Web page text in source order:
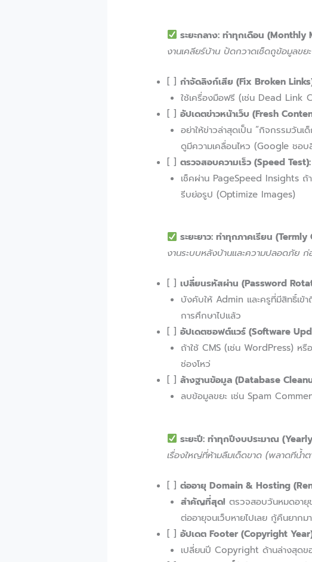
ระยะกลาง: ทำทุกเดือน (Monthly
งานเคลียร์บ้าน ปัดกวาดเช็ดถูข้อมูลขยะ
[ ]กำจัดลิงก์เสีย (Fix Broken
ใช้เครื่องมือฟรี (เช่น Dead Link
[ ]อัปเดตข่าวหน้าเว็บ (Fresh
อย่าให้ข่าวล่าสุดเป็น “กิจกรรมวัน
ดูมีความเคลื่อนไหว (Google ชอบ
[ ]ตรวจสอบความเร็ว (Speed Test):
เช็คผ่าน PageSpeed Insights ถ้
รีบย่อรูป (Optimize Images)
ระยะยาว: ทำทุกภาคเรียน
งานระบบหลังบ้านและความปลอดภัย ก่
[ ]เปลี่ยนรหัสผ่าน (Password
บังคับให้ Admin และครูที่มีสิทธิ์เข้
การศึกษาไปแล้ว
[ ]อัปเดตซอฟต์แวร์ (Software
ถ้าใช้ CMS (เช่น WordPress) ห
ช่องโหว่
[ ]ล้างฐานข้อมูล (Database
ลบข้อมูลขยะ เช่น Spam
ระยะปี: ทำทุกปีงบประมาณ
เรื่องใหญ่ที่ห้ามลืมเด็ดขาด (พลาดทีน้ำ
[ ]ต่ออายุ Domain & Hosting
สำคัญที่สุด! ตรวจสอบวันหมดอายุ
ต่ออายุจนเว็บหายไปเลย กู้คืนยากม
[ ]อัปเดต Footer (Copyright
เปลี่ยนปี Copyright ด้านล่างสุดข